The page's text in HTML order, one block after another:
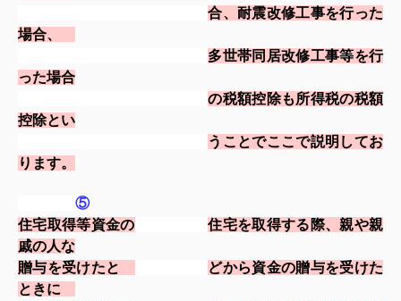
合、耐震改修工事を行った
場合、
多世帯同居改修工事等を行
った場合
の税額控除も所得税の税額
控除とい
うこ とでここで説明してお
ります。
⑤
住宅取得等資金の
住宅を取得する際、親や親
戚の人な
贈与を受けたと
どから資金の贈与を受けた
ときに